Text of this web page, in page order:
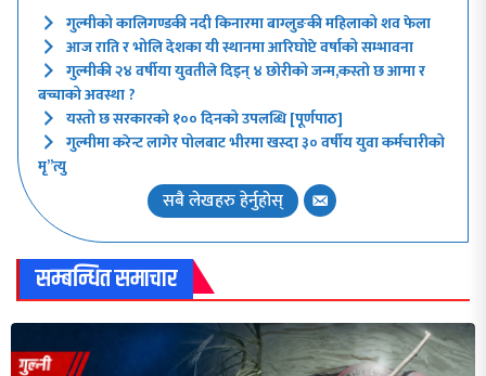
गुल्मीको कालिगण्डकी नदी किनारमा बाग्लुङकी महिलाको शव फेला
आज राति र भोलि देशका यी स्थानमा आरिघोप्टे वर्षाको सम्भावना
गुल्मीकी २४ वर्षीया युवतीले दिइन् ४ छोरीको जन्म,कस्तो छ आमा र
बच्चाको अवस्था ?
यस्तो छ सरकारको १०० दिनको उपलब्धि [पूर्णपाठ]
गुल्मीमा करेन्ट लागेर पोलबाट भीरमा खस्दा ३० वर्षीय युवा कर्मचारीको
मृ”त्यु
सबै लेखहरु हेर्नुहोस्
सम्बन्धित समाचार